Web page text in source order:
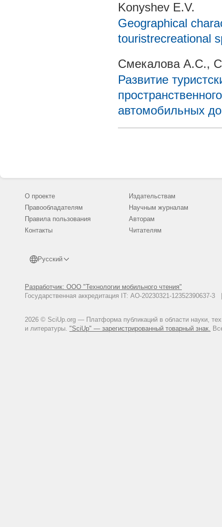
Konyshev E.V.
Geographical
touristrecreational
Смекалова А.С.,
Развитие
автомобильных
О проекте
Правообладателям
Правила пользования
Контакты
Русский
Разработчик: ООО "Технологии мобильного чтения"
Государственная аккредитация IT: АО-20230321-
2026 © SciUp.org — Платформа публикаций в области науки,
и литературы. "SciUp" — зарегистрированный товарный знак.
Издательствам
Научным журналам
Авторам
Читателям